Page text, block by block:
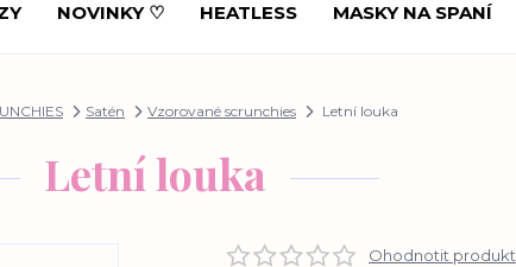
NOVINKY ♡ HEATLESS MASKY NA SPANÍ
Satén Vzorované scrunchies Letní louka
Letní louka
Ohodnotit produkt